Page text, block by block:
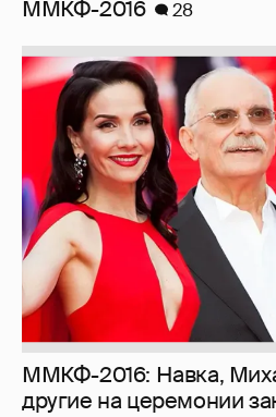
ММКФ-2016
28
ММКФ-2016: Навка,
другие на церемонии